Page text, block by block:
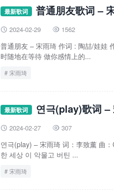
最新歌词 普通朋友歌词 –
 2024-02-29  1562
普通朋友 – 宋雨琦 作词 : 陶喆/娃娃
时随地在等待 做你感情上的...
宋雨琦
最新歌词 연극(play)歌词 –
 2024-02-27  307
연극(play) – 宋雨琦 词：李致薰 曲
한 세상 이 악물고 버틴 ...
宋雨琦